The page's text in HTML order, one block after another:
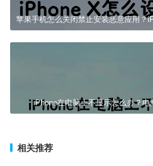
苹果手机怎么关闭禁止安装恶意应用？
iPhone在电脑上不显示怎么办？
相关推荐